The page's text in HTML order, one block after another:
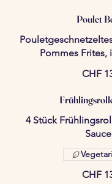
Poulet
Pommes Frites,
CHF
4 Stück
Sauce
CHF